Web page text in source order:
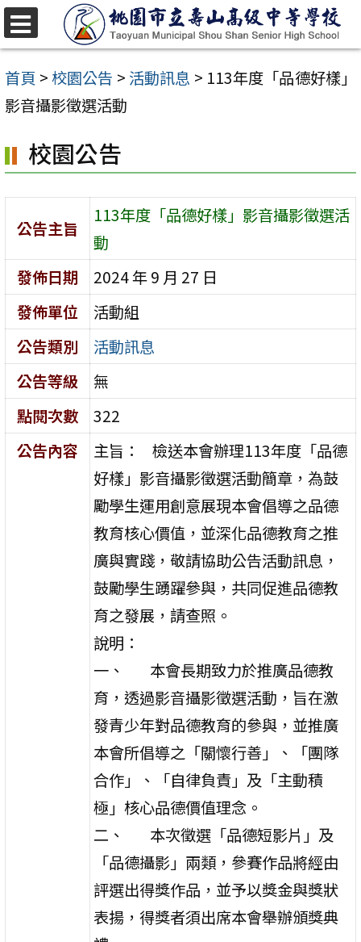
跳
至
主
要
容
區
首頁 >校園公告 > 活動訊息 > 113年度「品德好樣」
影音攝影徵選活動
校園公告
公告主旨
113年度「品德好樣」影音攝影徵選活
動
發佈日期
2024 年 9 月 27 日
發佈單位
活動組
公告類別
活動訊息
公告等級
無
點閱次數
322
公告內容
主旨： 檢送本會辦理113年度「品德
好樣」影音攝影徵選活動簡章，為鼓
勵學生運用創意展現本會倡導之品德
教育核心價值，並深化品德教育之推
廣與實踐，敬請協助公告活動訊息，
鼓勵學生踴躍參與，共同促進品德教
育之發展，請查照。
說明：
一、 本會長期致力於推廣品德教
育，透過影音攝影徵選活動，旨在激
發青少年對品德教育的參與，並推廣
本會所倡導之「關懷行善」、「團隊
合作」、「自律負責」及「主動積
極」核心品德價值理念。
二、 本次徵選「品德短影片」及
「品德攝影」兩類，參賽作品將經由
評選出得獎作品，並予以獎金與獎狀
表揚，得獎者須出席本會舉辦頒獎典
選
單